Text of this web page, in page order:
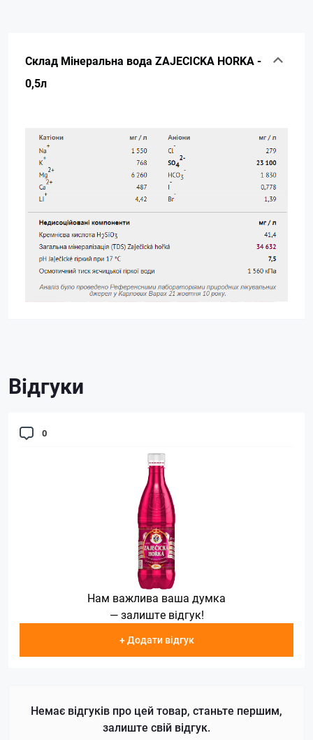
Склад Мінеральна вода ZAJECICKA HORKA -
0,5л
Відгуки
0
Нам важлива ваша думка
— залиште відгук!
+ Додати відгук
Немає відгуків про цей товар, станьте першим,
залиште свій відгук.